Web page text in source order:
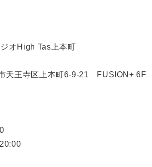
オHigh Tas上本町
天王寺区上本町6-9-21 FUSION+ 6F